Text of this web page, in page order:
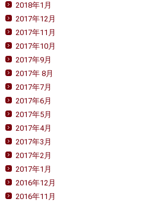
2018年1月
2017年12月
2017年11月
2017年10月
2017年9月
2017年 8月
2017年7月
2017年6月
2017年5月
2017年4月
2017年3月
2017年2月
2017年1月
2016年12月
2016年11月